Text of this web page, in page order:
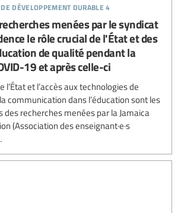
développement durable 4
menées par le syndicat
le rôle crucial de l'État et des
de qualité pendant la
19 et après celle-ci
l’État et l’accès aux technologies de
communication dans l’éducation sont les
des recherches menées par la Jamaica
(Association des enseignant·e·s